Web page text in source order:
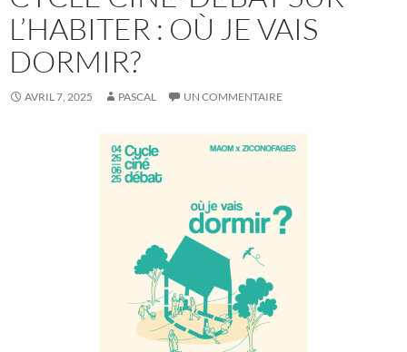
L’HABITER : OÙ JE VAIS
DORMIR?
AVRIL 7, 2025 PASCAL UN COMMENTAIRE